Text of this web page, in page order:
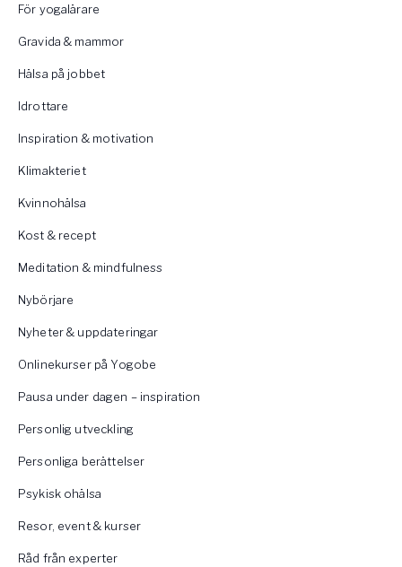
För yogalärare
Gravida & mammor
Hälsa på jobbet
Idrottare
Inspiration & motivation
Klimakteriet
Kvinnohälsa
Kost & recept
Meditation & mindfulness
Nybörjare
Nyheter & uppdateringar
Onlinekurser på Yogobe
Pausa under dagen – inspiration
Personlig utveckling
Personliga berättelser
Psykisk ohälsa
Resor, event & kurser
Råd från experter